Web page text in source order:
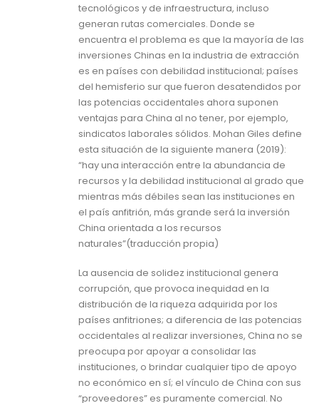
tecnológicos y de infraestructura, incluso
generan rutas comerciales. Donde se
encuentra el problema es que la mayoría de las
inversiones Chinas en la industria de extracción
es en países con debilidad institucional; países
del hemisferio sur que fueron desatendidos por
las potencias occidentales ahora suponen
ventajas para China al no tener, por ejemplo,
sindicatos laborales sólidos. Mohan Giles define
esta situación de la siguiente manera (2019):
“hay una interacción entre la abundancia de
recursos y la debilidad institucional al grado que
mientras más débiles sean las instituciones en
el país anfitrión, más grande será la inversión
China orientada a los recursos
naturales”(traducción propia)
La ausencia de solidez institucional genera
corrupción, que provoca inequidad en la
distribución de la riqueza adquirida por los
países anfitriones; a diferencia de las potencias
occidentales al realizar inversiones, China no se
preocupa por apoyar a consolidar las
instituciones, o brindar cualquier tipo de apoyo
no económico en sí; el vínculo de China con sus
“proveedores” es puramente comercial. No